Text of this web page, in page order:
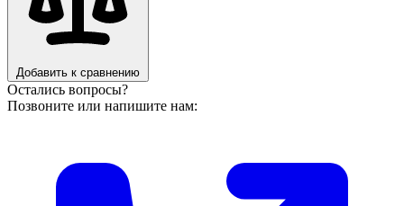
Добавить к сравнению
Остались вопросы?
Позвоните или напишите нам: